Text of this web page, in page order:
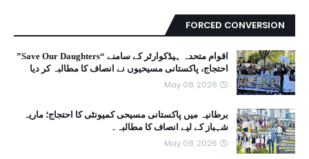
FORCED CONVERSION
اقوام متحدہ ہیڈکوارٹر کے سامنے “Save Our Daughters”
احتجاج، پاکستانی مسیحیوں نے انصاف کا مطالبہ کر دیا
May 08, 2026
برطانیہ میں پاکستانی مسیحی کمیونٹی کا احتجاج؛ ماریہ
شہباز کے لیے انصاف کا مطالبہ۔
May 08, 2026